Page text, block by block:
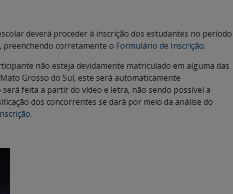
deverá proceder à inscrição dos estudantes no período
, preenchendo corretamente o Formulário de Inscrição.
não esteja devidamente matriculado em alguma das
Grosso do Sul, este será automaticamente
será feita a partir do vídeo e letra, não sendo possível a
dos concorrentes se dará por meio da análise do
.